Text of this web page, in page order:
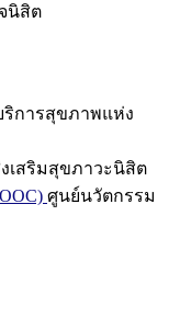
นิสิต
การสุขภาพแห่ง
เสริมสุขภาวะนิสิต
ศูนย์นวัตกรรม